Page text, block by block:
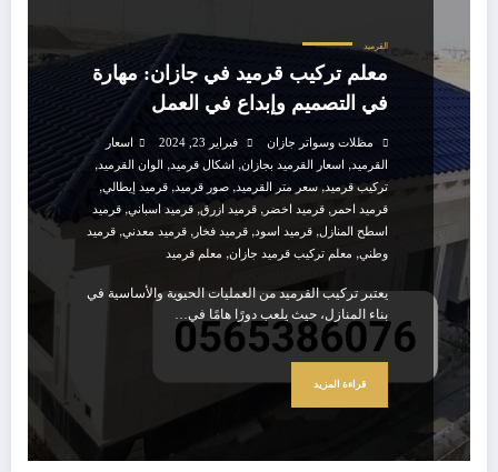
القرميد
معلم تركيب قرميد في جازان: مهارة
في التصميم وإبداع في العمل
مظلات وسواتر جازان فبراير 23, 2024
اسعار
القرميد , اسعار القرميد بجازان, اشكال قرميد , الوان القرميد ,
تركيب قرميد, سعر متر القرميد, صور قرميد , قرميد إيطالي,
قرميد احمر , قرميد اخضر , قرميد ازرق,قرميد اسباني, قرميد
اسطح المنازل, قرميد اسود , قرميد فخار , قرميد معدني, قرميد
وطني, معلم تركيب قرميد جازان, معلم قرميد
يعتبر تركيب القرميد من العمليات الحيوية والأساسية في
بناء المنازل، حيث يلعب دورًا هامًا في…
قراءة المزيد